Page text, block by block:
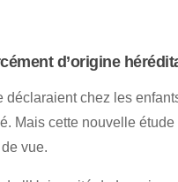
d’origine
chez les
Mais cette nouvelle
vue.